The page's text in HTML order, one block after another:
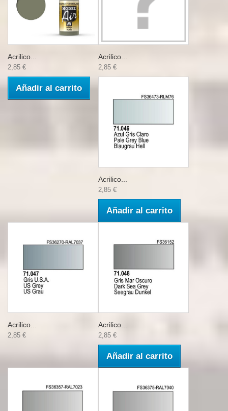
Acrilico...
2,85 €
Añadir al carrito
Acrilico...
2,85 €
Acrilico...
2,85 €
Añadir al carrito
Acrilico...
2,85 €
Acrilico...
2,85 €
Añadir al carrito